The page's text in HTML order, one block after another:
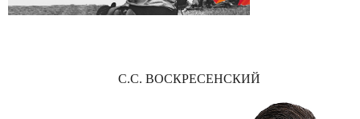
С.С. ВОСКРЕСЕНСКИЙ